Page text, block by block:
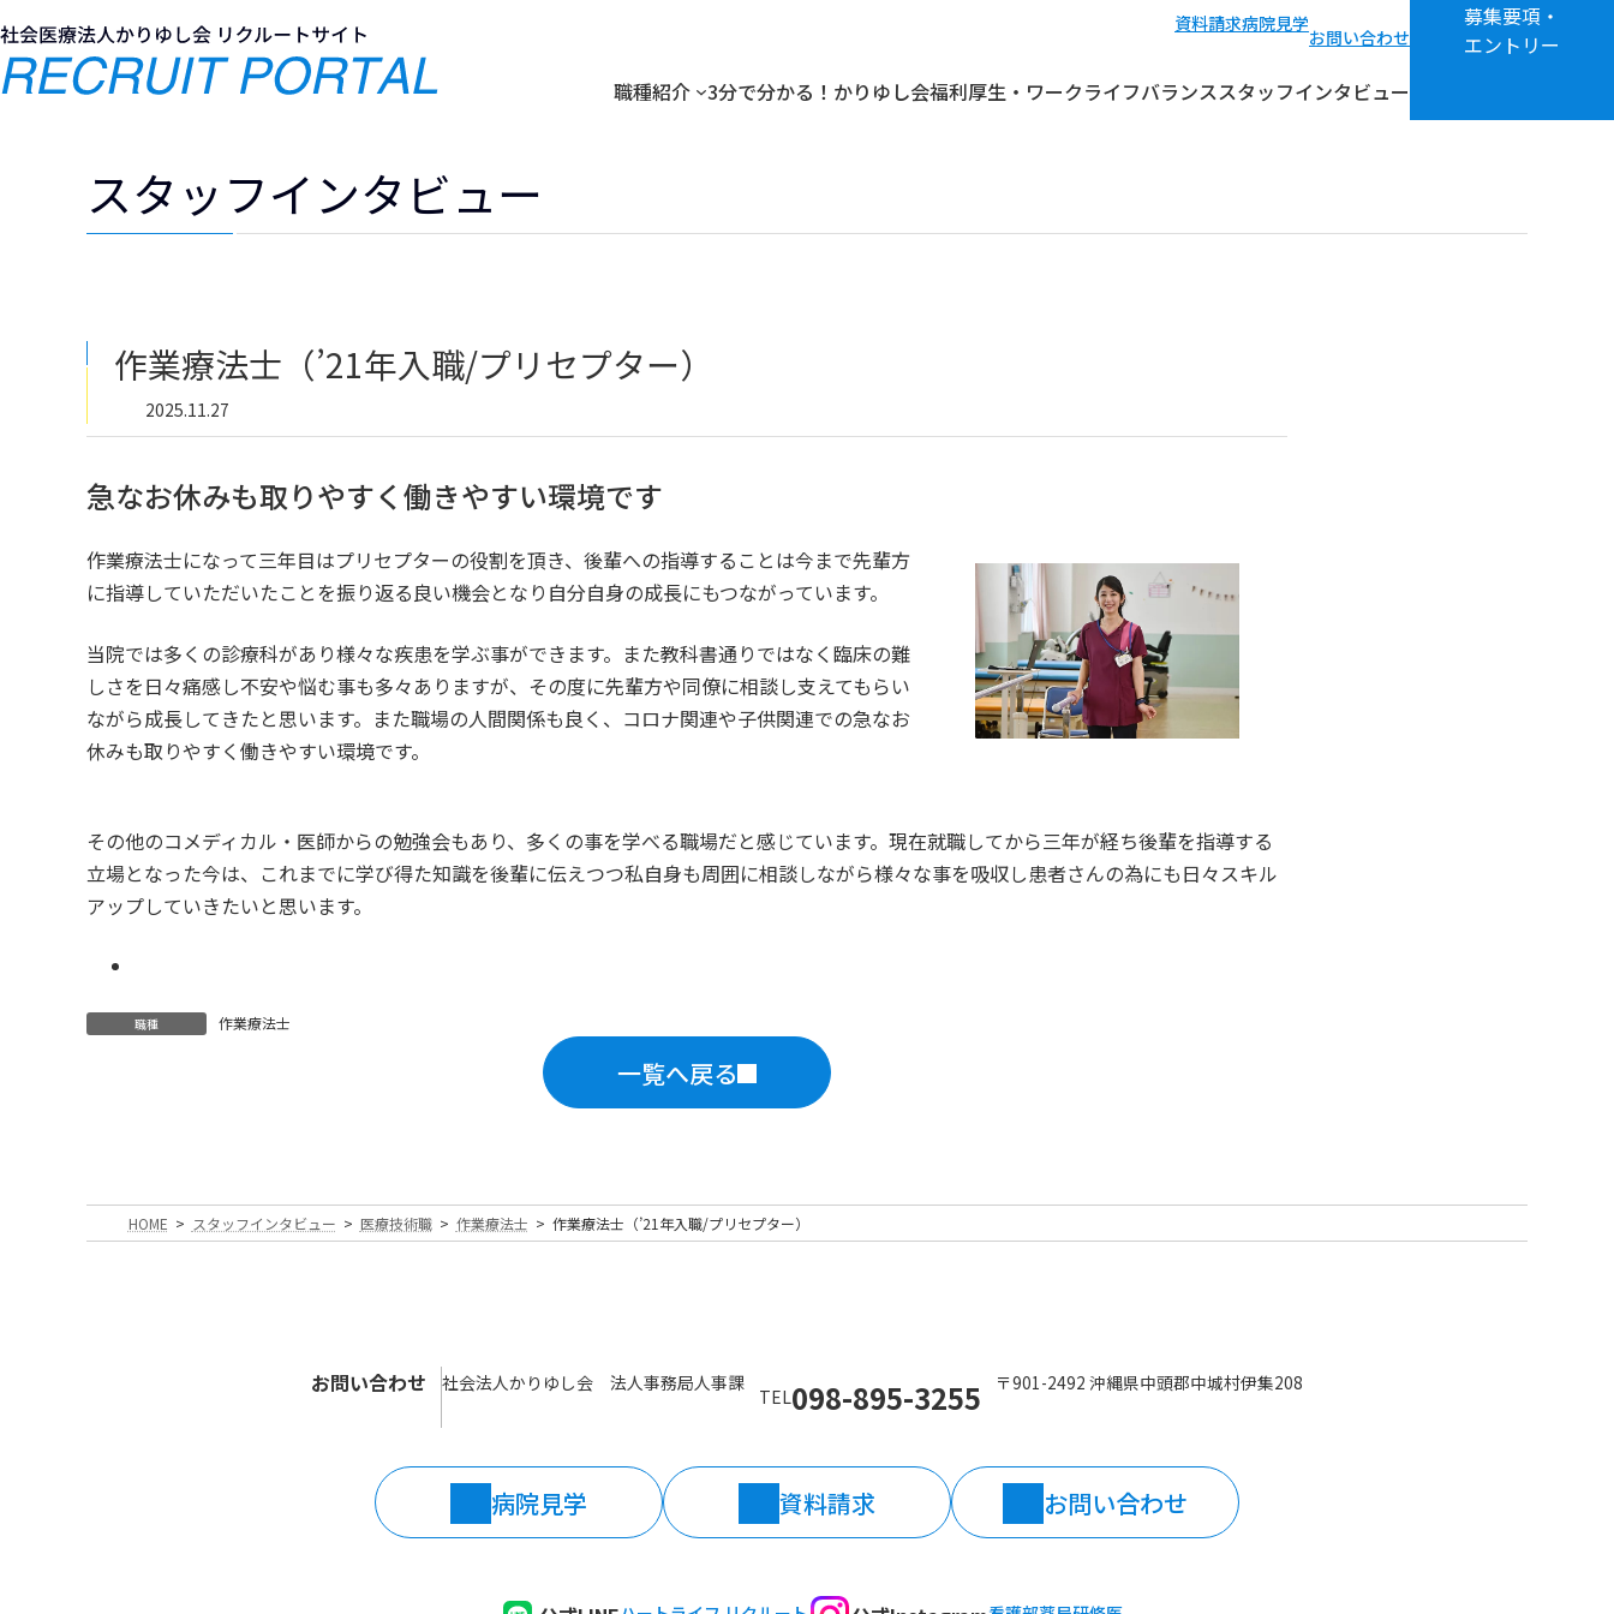
to
the
content
to
the
Navigation
資料請求病院見学
お問い合わせ
職種紹介 3分で分かる！かりゆし会福利厚生・ワークライフバランススタッフインタビュー
募集要項・
エントリー
スタッフインタビュー
作業療法士（’21年入職/プリセプター）
2025.11.27
急なお休みも取りやすく働きやすい環境です
作業療法士になって三年目はプリセプターの役割を頂き、後輩への指導することは今まで先輩方
に指導していただいたことを振り返る良い機会となり自分自身の成長にもつながっています。
当院では多くの診療科があり様々な疾患を学ぶ事ができます。また教科書通りではなく臨床の難
しさを日々痛感し不安や悩む事も多々ありますが、その度に先輩方や同僚に相談し支えてもらい
ながら成長してきたと思います。また職場の人間関係も良く、コロナ関連や子供関連での急なお
休みも取りやすく働きやすい環境です。
その他のコメディカル・医師からの勉強会もあり、多くの事を学べる職場だと感じています。現在就職してから三年が経ち後輩を指導する
立場となった今は、これまでに学び得た知識を後輩に伝えつつ私自身も周囲に相談しながら様々な事を吸収し患者さんの為にも日々スキル
アップしていきたいと思います。
職種 作業療法士
一覧へ戻る
HOME スタッフインタビュー 医療技術職 作業療法士 作業療法士（’21年入職/プリセプター）
お問い合わせ 社会法人かりゆし会 法人事務局人事課
TEL098-895-3255 〒901-2492 沖縄県中頭郡中城村伊集208
病院見学 資料請求 お問い合わせ